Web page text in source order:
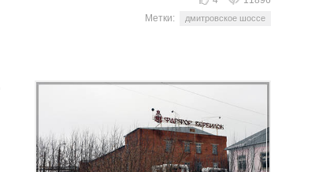
Метки:
дмитровское шоссе